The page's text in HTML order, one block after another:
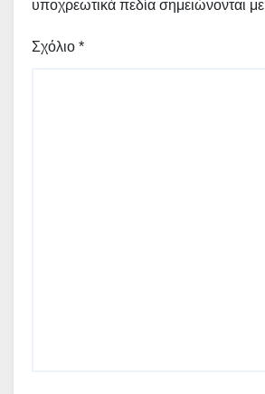
υποχρεωτικά πεδία σημειώνονται με
Σχόλιο *